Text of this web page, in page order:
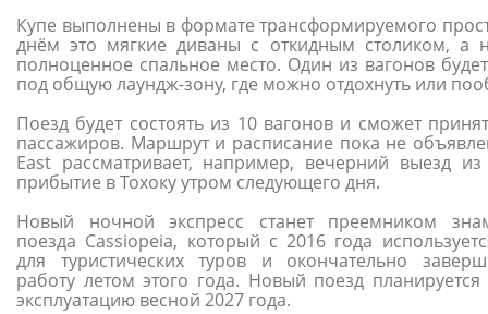
Купе выполнены в формате трансформируемого
днём это мягкие диваны с откидным столиком,
полноценное спальное место. Один из вагонов
под общую лаундж-зону, где можно отдохнуть или
Поезд будет состоять из 10 вагонов и сможет
пассажиров. Маршрут и расписание пока не
East рассматривает, например, вечерний выезд
прибытие в Тохоку утром следующего дня.
Новый ночной экспресс станет преемником
поезда Cassiopeia, который с 2016 года
для туристических туров и окончательно
работу летом этого года. Новый поезд планируется
эксплуатацию весной 2027 года.